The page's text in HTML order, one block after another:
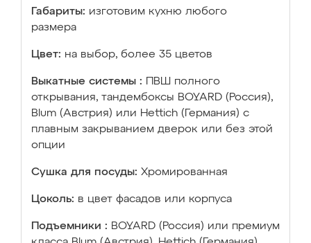
Габариты: изготовим кухню любого
размера
Цвет: на выбор, более 35 цветов
Выкатные системы :
ПВШ полного
открывания, тандембоксы BOYARD (Россия),
Blum (Австрия) или Hettich (Германия) с
плавным закрыванием дверок или без этой
опции
Сушка для посуды: Хромированная
Цоколь: в цвет фасадов или корпуса
Подъемники : BOYARD (Россия) или премиум